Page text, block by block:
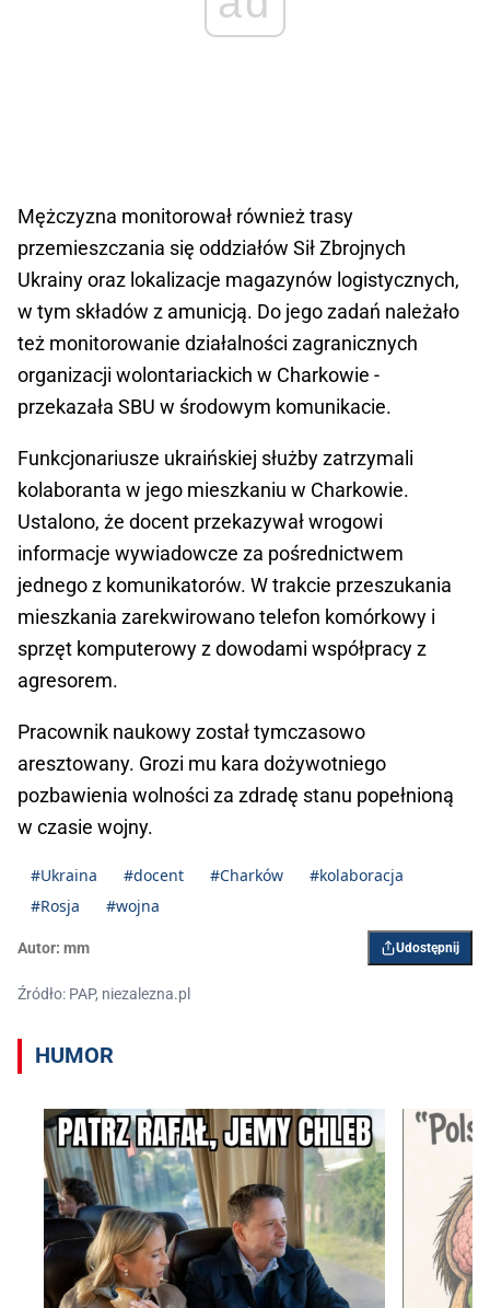
Mężczyzna monitorował również trasy
przemieszczania się oddziałów Sił Zbrojnych
Ukrainy oraz lokalizacje magazynów logistycznych,
w tym składów z amunicją. Do jego zadań należało
też monitorowanie działalności zagranicznych
organizacji wolontariackich w Charkowie -
przekazała SBU w środowym komunikacie.
Funkcjonariusze ukraińskiej służby zatrzymali
kolaboranta w jego mieszkaniu w Charkowie.
Ustalono, że docent przekazywał wrogowi
informacje wywiadowcze za pośrednictwem
jednego z komunikatorów. W trakcie przeszukania
mieszkania zarekwirowano telefon komórkowy i
sprzęt komputerowy z dowodami współpracy z
agresorem.
Pracownik naukowy został tymczasowo
aresztowany. Grozi mu kara dożywotniego
pozbawienia wolności za zdradę stanu popełnioną
w czasie wojny.
#Ukraina #docent #Charków
#kolaboracja
#Rosja
#wojna
Autor: mm Udostępnij
Źródło: PAP, niezalezna.pl
HUMOR